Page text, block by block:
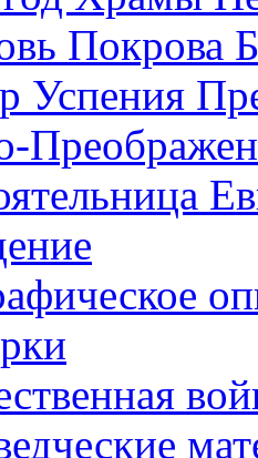
Покрова
Успения